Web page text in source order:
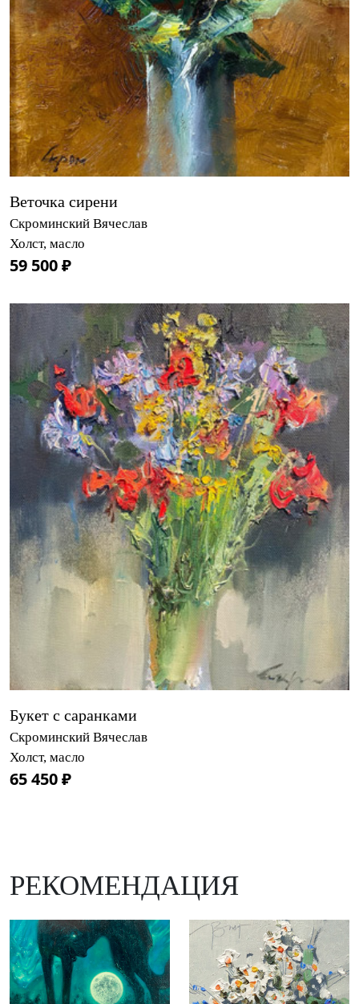
Веточка сирени
Скроминский Вячеслав
Холст, масло
59 500 ₽
Букет с саранками
Скроминский Вячеслав
Холст, масло
65 450 ₽
РЕКОМЕНДАЦИЯ